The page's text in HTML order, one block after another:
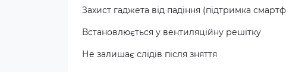
Захист гаджета від падіння (підтримка
Встановлюється у вентиляційну решітку
Не залишає слідів після зняття